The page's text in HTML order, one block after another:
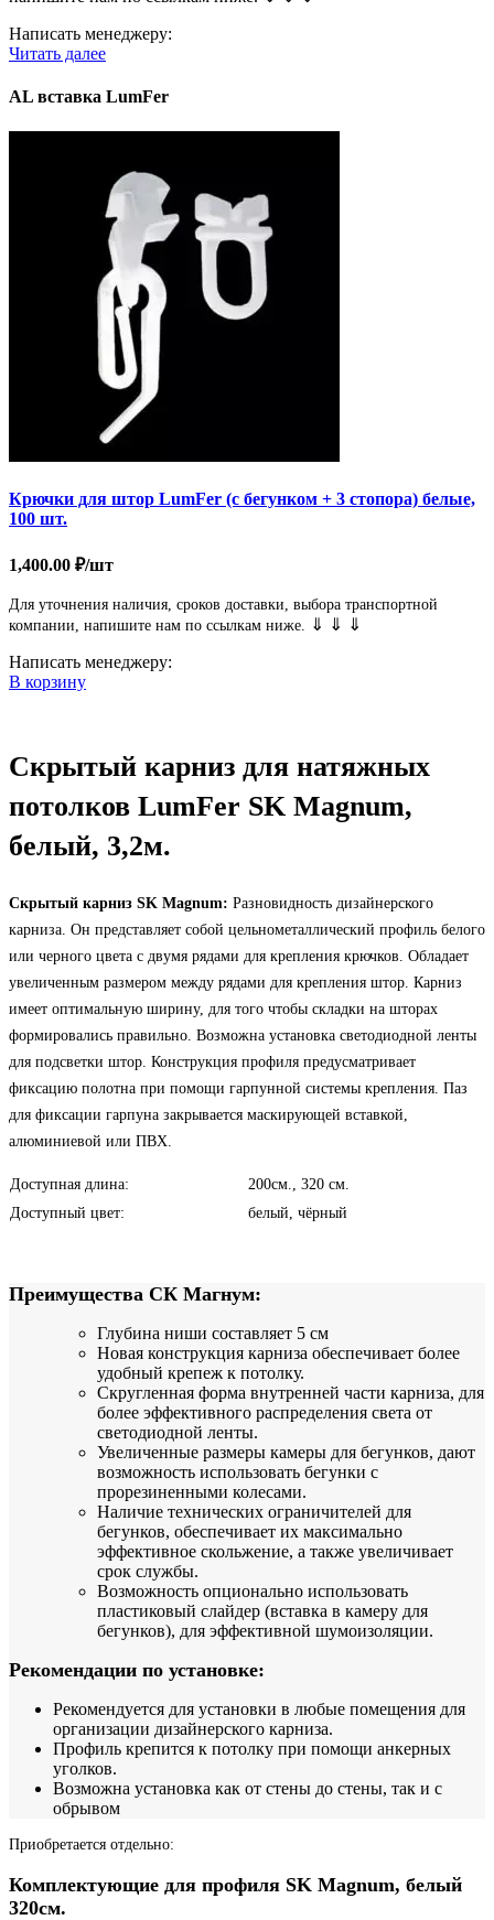
Написать менеджеру:
Читать далее
AL вставка LumFer
Крючки для штор LumFer (с бегунком + 3 стопора) белые,
100 шт.
1,400.00 ₽/шт
Для уточнения наличия, сроков доставки, выбора транспортной
компании, напишите нам по ссылкам ниже. ⇓ ⇓ ⇓
Написать менеджеру:
В корзину
Скрытый карниз для натяжных
потолков LumFer SK Magnum,
белый, 3,2м.
Скрытый карниз SK Magnum: Разновидность дизайнерского
карниза. Он представляет собой цельнометаллический профиль белого
или черного цвета с двумя рядами для крепления крючков. Обладает
увеличенным размером между рядами для крепления штор. Карниз
имеет оптимальную ширину, для того чтобы складки на шторах
формировались правильно. Возможна установка светодиодной ленты
для подсветки штор. Конструкция профиля предусматривает
фиксацию полотна при помощи гарпунной системы крепления. Паз
для фиксации гарпуна закрывается маскирующей вставкой,
алюминиевой или ПВХ.
Доступная длина:
200см., 320 см.
Доступный цвет:
белый, чёрный
Преимущества СК Магнум:
Глубина ниши составляет 5 см
Новая конструкция карниза обеспечивает более
удобный крепеж к потолку.
Скругленная форма внутренней части карниза, для
более эффективного распределения света от
светодиодной ленты.
Увеличенные размеры камеры для бегунков, дают
возможность использовать бегунки с
прорезиненными колесами.
Наличие технических ограничителей для
бегунков, обеспечивает их максимально
эффективное скольжение, а также увеличивает
срок службы.
Возможность опционально использовать
пластиковый слайдер (вставка в камеру для
бегунков), для эффективной шумоизоляции.
Рекомендации по установке:
Рекомендуется для установки в любые помещения для
организации дизайнерского карниза.
Профиль крепится к потолку при помощи анкерных
уголков.
Возможна установка как от стены до стены, так и с
обрывом
Приобретается отдельно:
Комплектующие для профиля SK Magnum, белый
320см.